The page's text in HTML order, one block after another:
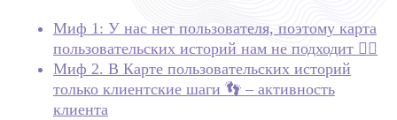
Миф 1: У нас нет пользователя, поэтому карта
пользовательских историй нам не подходит 🙂‍↔
Миф 2. В Карте пользовательских историй
только клиентские шаги 👣 – активность
клиента